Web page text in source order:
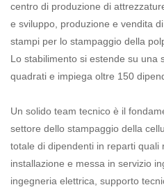
centro di produzione di
e sviluppo, produzione e vendita
stampi per lo stampaggio della
Lo stabilimento si estende su una
quadrati e impiega oltre 150
Un solido team tecnico è il
settore dello stampaggio della
totale di dipendenti in reparti quali
installazione e messa in servizio
ingegneria elettrica, supporto